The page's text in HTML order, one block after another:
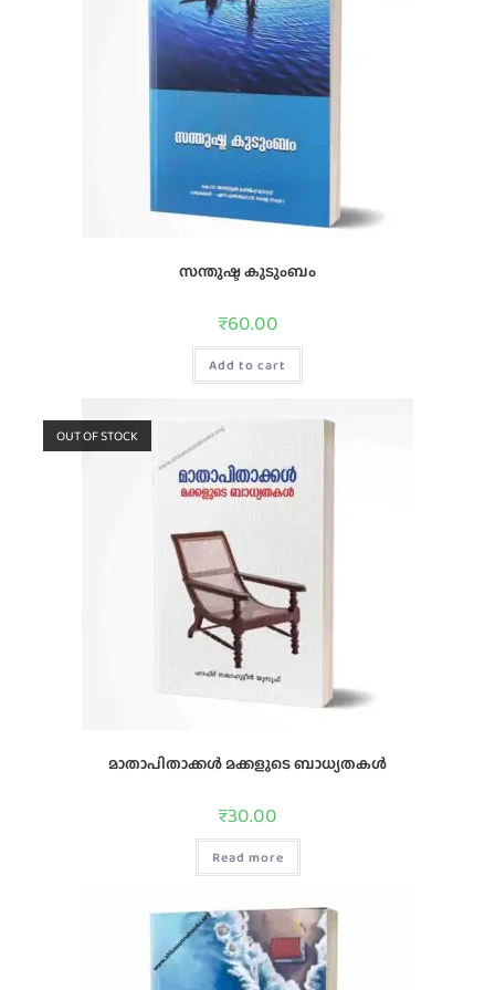
സന്തുഷ്ട കുടുംബം
₹60.00
Add to cart
OUT OF STOCK
മാതാപിതാക്കള്‍ മക്കളുടെ ബാധ്യതകള്‍
₹30.00
Read more